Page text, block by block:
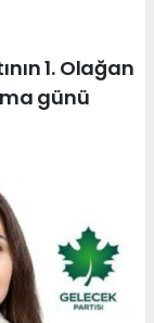
1. Olağan
günü